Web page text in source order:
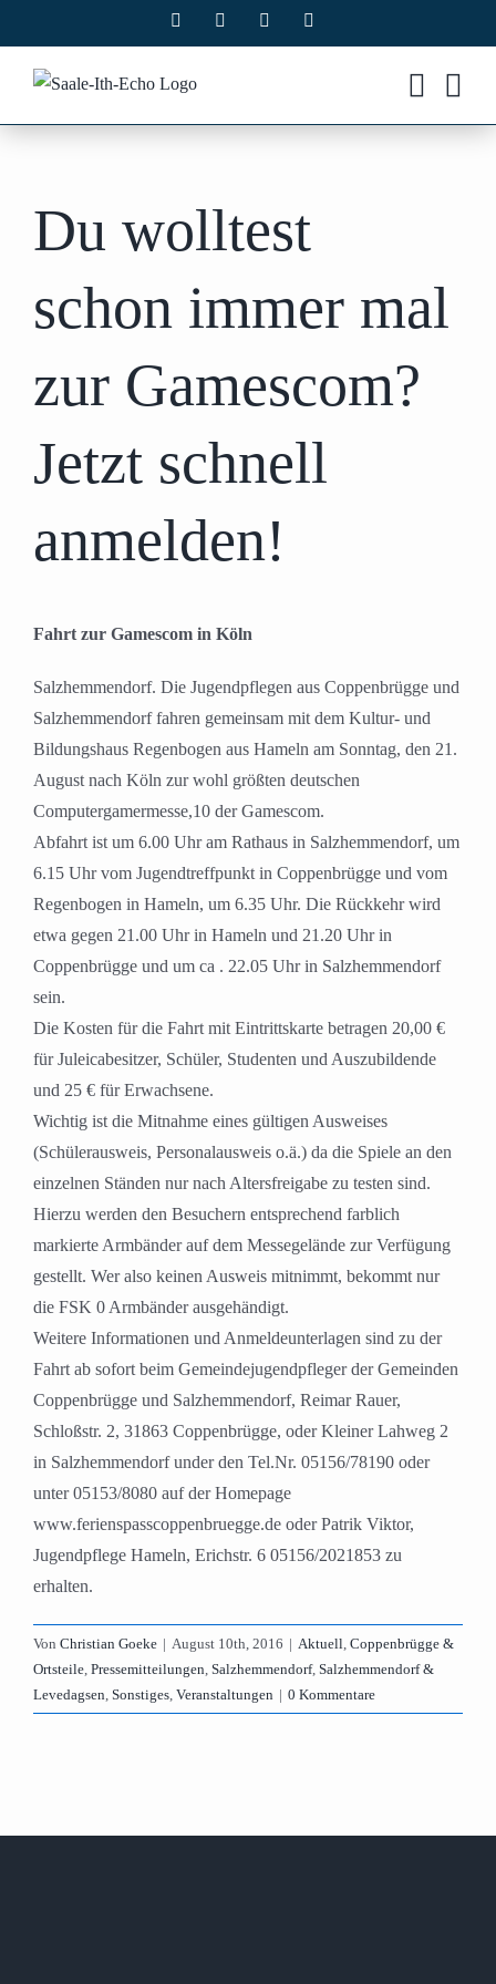
Inhalt
springen
Facebook Instagram
Du wolltest
schon immer mal
zur Gamescom?
Jetzt schnell
anmelden!
Fahrt zur Gamescom in Köln
Salzhemmendorf. Die Jugendpflegen aus Coppenbrügge und
Salzhemmendorf fahren gemeinsam mit dem Kultur- und
Bildungshaus Regenbogen aus Hameln am Sonntag, den 21.
August nach Köln zur wohl größten deutschen
Computergamermesse,10 der Gamescom.
Abfahrt ist um 6.00 Uhr am Rathaus in Salzhemmendorf, um
6.15 Uhr vom Jugendtreffpunkt in Coppenbrügge und vom
Regenbogen in Hameln, um 6.35 Uhr. Die Rückkehr wird
etwa gegen 21.00 Uhr in Hameln und 21.20 Uhr in
Coppenbrügge und um ca . 22.05 Uhr in Salzhemmendorf
sein.
Die Kosten für die Fahrt mit Eintrittskarte betragen 20,00 €
für Juleicabesitzer, Schüler, Studenten und Auszubildende
und 25 € für Erwachsene.
Wichtig ist die Mitnahme eines gültigen Ausweises
(Schülerausweis, Personalausweis o.ä.) da die Spiele an den
einzelnen Ständen nur nach Altersfreigabe zu testen sind.
Hierzu werden den Besuchern entsprechend farblich
markierte Armbänder auf dem Messegelände zur Verfügung
gestellt. Wer also keinen Ausweis mitnimmt, bekommt nur
die FSK 0 Armbänder ausgehändigt.
Weitere Informationen und Anmeldeunterlagen sind zu der
Fahrt ab sofort beim Gemeindejugendpfleger der Gemeinden
Coppenbrügge und Salzhemmendorf, Reimar Rauer,
Schloßstr. 2, 31863 Coppenbrügge, oder Kleiner Lahweg 2
in Salzhemmendorf under den Tel.Nr. 05156/78190 oder
unter 05153/8080 auf der Homepage
www.ferienspasscoppenbruegge.de oder Patrik Viktor,
Jugendpflege Hameln, Erichstr. 6 05156/2021853 zu
erhalten.
Von Christian Goeke | August 10th, 2016 | Aktuell, Coppenbrügge &
Ortsteile, Pressemitteilungen, Salzhemmendorf, Salzhemmendorf &
Levedagsen, Sonstiges, Veranstaltungen | 0 Kommentare